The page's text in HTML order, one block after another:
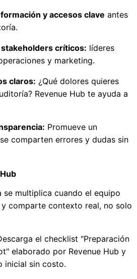
y accesos clave antes
críticos: líderes
y marketing.
claros: ¿Qué dolores quieres
Revenue Hub te ayuda a
Promueve un
comparten errores y dudas sin
multiplica cuando el equipo
comparte contexto real, no solo
el checklist "Preparación
elaborado por Revenue Hub y
inicial sin costo.